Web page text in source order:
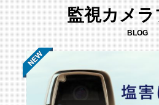
監視カメ
BLOG